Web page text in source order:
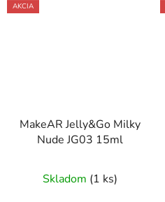
AKCIA
MakeAR Jelly&Go Milky
Nude JG03 15ml
Skladom (1 ks)